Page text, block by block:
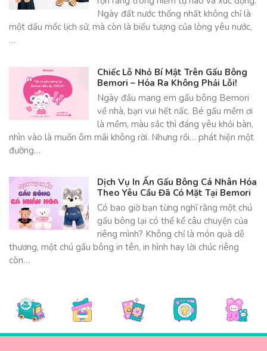
Ngày đất nước thống nhất không chỉ là
một dấu mốc lịch sử, mà còn là biểu tượng của lòng yêu nước,
…
Chiếc Lỗ Nhỏ Bí Mật Trên Gấu Bông
Bemori – Hóa Ra Không Phải Lỗi!
Ngày đầu mang em gấu bông Bemori
về nhà, bạn vui hết nấc. Bé gấu mềm ơi
là mềm, màu sắc thì đáng yêu khỏi bàn,
nhìn vào là muốn ôm mãi không rời. Nhưng rồi… phát hiện một
đường…
Dịch Vụ In Ấn Gấu Bông Cá Nhân Hóa
Theo Yêu Cầu Đã Có Mặt Tại Bemori
Có bao giờ bạn từng nghĩ rằng một chú
gấu bông lại có thể kể câu chuyện của
riêng mình? Không chỉ là món quà dễ
thương, một chú gấu bông in tên, in hình hay lời chúc riêng
còn…